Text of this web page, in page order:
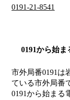
0191-21-8541
0191から始
市外局番0191 は
ている市外局番
0191から始まる